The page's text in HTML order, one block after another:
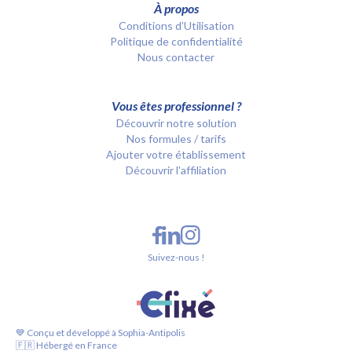
À propos
Conditions d’Utilisation
Politique de confidentialité
Nous contacter
Vous êtes professionnel ?
Découvrir notre solution
Nos formules / tarifs
Ajouter votre établissement
Découvrir l'affiliation
💙 Conçu et développé à Sophia-Antipolis
🇫🇷 Hébergé en France
Suivez-nous !